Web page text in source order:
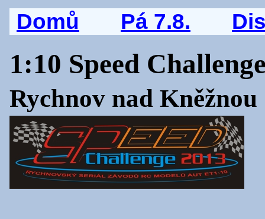
Domů Pá 7.8.
1:10 Speed
Rychnov nad Kněžnou